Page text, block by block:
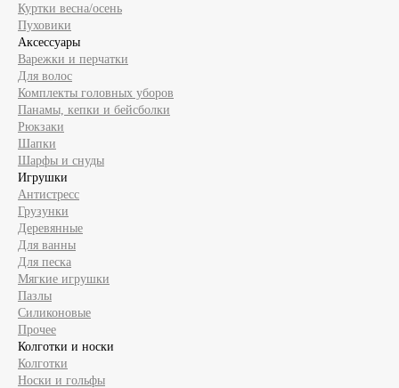
Куртки весна/осень
Пуховики
Аксессуары
Варежки и перчатки
Для волос
Комплекты головных уборов
Панамы, кепки и бейсболки
Рюкзаки
Шапки
Шарфы и снуды
Игрушки
Антистресс
Грузунки
Деревянные
Для ванны
Для песка
Мягкие игрушки
Пазлы
Силиконовые
Прочее
Колготки и носки
Колготки
Носки и гольфы